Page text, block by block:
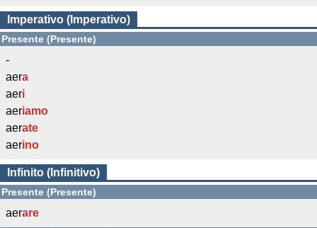
Imperativo (Imperativo)
Presente (Presente)
-
aera
aeri
aeriamo
aerate
aerino
Infinito (Infinitivo)
Presente (Presente)
aerare